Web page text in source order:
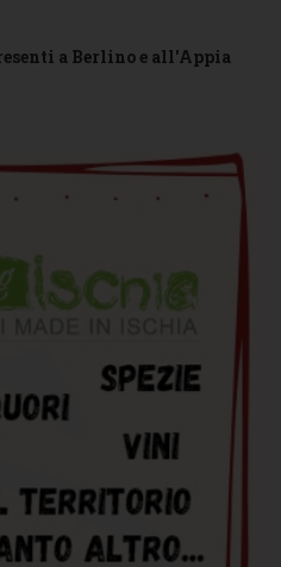
a Berlino e all'Appia